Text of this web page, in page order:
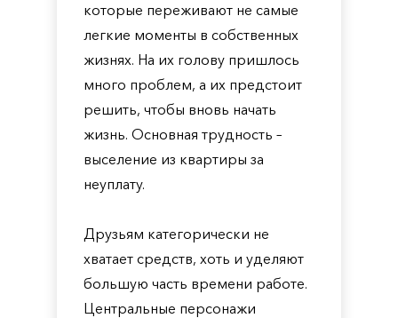
которые переживают не самые
легкие моменты в собственных
жизнях. На их голову пришлось
много проблем, а их предстоит
решить, чтобы вновь начать
жизнь. Основная трудность –
выселение из квартиры за
неуплату.
Друзьям категорически не
хватает средств, хоть и уделяют
большую часть времени работе.
Центральные персонажи